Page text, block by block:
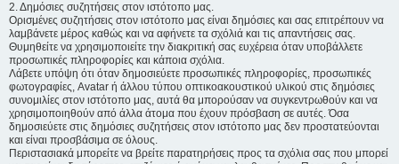
2. Δημόσιες συζητήσεις στον ιστότοπο μας.
Ορισμένες συζητήσεις στον ιστότοπο μας είναι δημόσιες και σας επιτρέπουν να
λαμβάνετε μέρος καθώς και να αφήνετε τα σχόλιά και τις απαντήσεις σας.
Θυμηθείτε να χρησιμοποιείτε την διακριτική σας ευχέρεια όταν υποβάλλετε
προσωπικές πληροφορίες και κάποια σχόλια.
Λάβετε υπόψη ότι όταν δημοσιεύετε προσωπικές πληροφορίες, προσωπικές
φωτογραφίες, Avatar ή άλλου τύπου οπτικοακουστικού υλικού στις δημόσιες
συνομιλίες στον ιστότοπο μας, αυτά θα μπορούσαν να συγκεντρωθούν και να
χρησιμοποιηθούν από άλλα άτομα που έχουν πρόσβαση σε αυτές. Όσα
δημοσιεύετε στις δημόσιες συζητήσεις στον ιστότοπο μας δεν προστατεύονται
και είναι προσβάσιμα σε όλους.
Περιστασιακά μπορείτε να βρείτε παρατηρήσεις προς τα σχόλια σας που μπορεί